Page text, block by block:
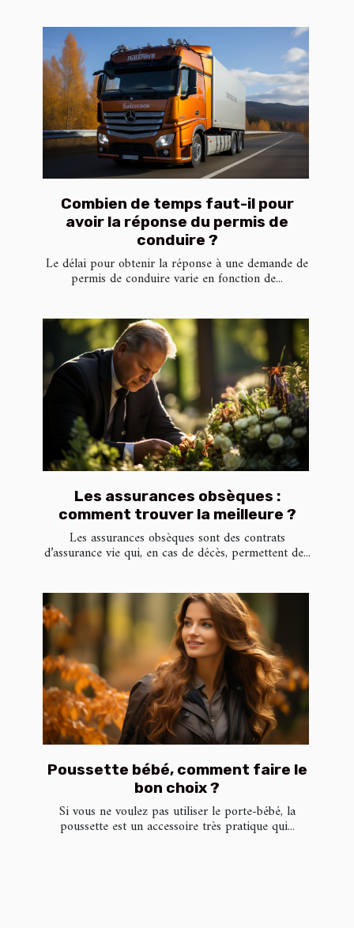
Combien de temps faut-il pour
avoir la réponse du permis de
conduire ?
Le délai pour obtenir la réponse à une demande de
permis de conduire varie en fonction de...
Les assurances obsèques :
comment trouver la meilleure ?
Les assurances obsèques sont des contrats
d’assurance vie qui, en cas de décès, permettent de...
Poussette bébé, comment faire le
bon choix ?
Si vous ne voulez pas utiliser le porte-bébé, la
poussette est un accessoire très pratique qui...